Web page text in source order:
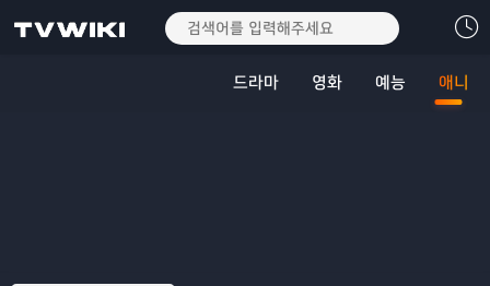
드라마 영화 예능 애니